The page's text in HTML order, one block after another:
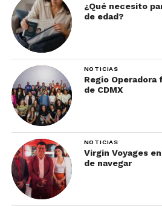
¿Qué necesito
de edad?
NOTICIAS
Regio
de CDMX
NOTICIAS
Virgin Voyages
de navegar